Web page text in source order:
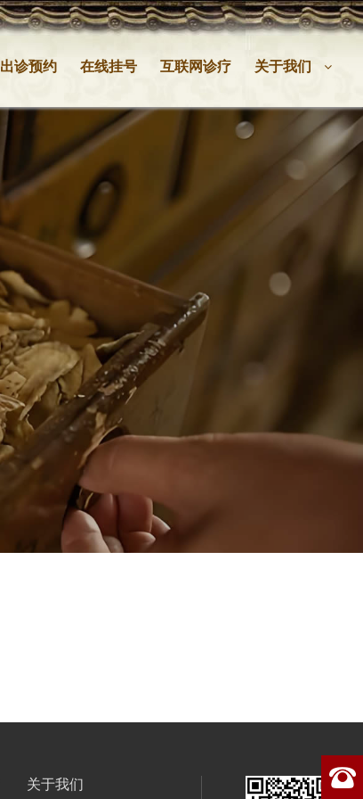
出诊预约 在线挂号 互联网诊疗 关于我们
关于我们